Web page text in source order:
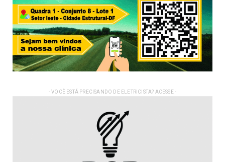
- VOCÊ ESTÁ PRECISANDO DE ELETRICISTA? ACESSE -